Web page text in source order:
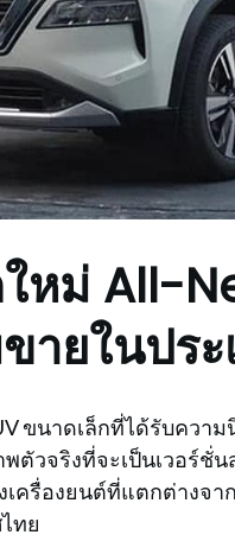
หม่ All-
ายในปร
ขนาดเล็กที่ได้รับความ
ตัวจริงที่จะเป็นเวอร์ชั่
ครื่องยนต์ที่แตกต่างจ
ทย